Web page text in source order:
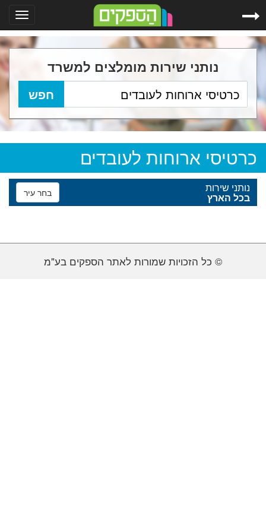
נותני שירות מומלצים למשרד
כרטיסי ארוחות לעובדים
נותני שירות בחר עיר בכל הארץ
© כל הזכויות שמורות לאתר הספקים בע"מ